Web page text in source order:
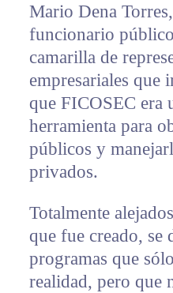
Mario Dena
funcionario
camarilla de
empresariales que
que FICOSEC era
herramienta para
públicos y
privados.
Totalmente
que fue creado, se
programas que
realidad, pero que